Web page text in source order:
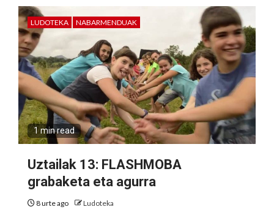
LUDOTEKA NABARMENDUAK
1 min read
Uztailak 13: FLASHMOBA
grabaketa eta agurra
8 urte ago Ludoteka